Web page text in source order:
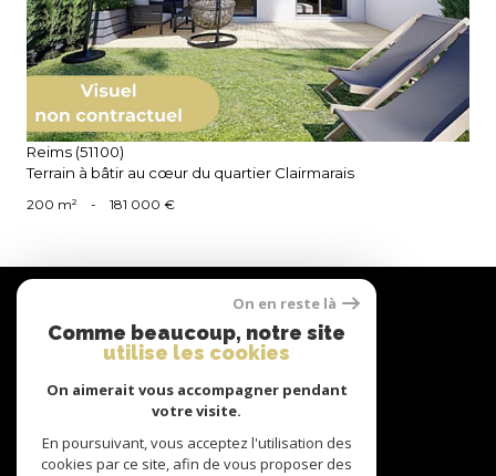
Reims (51100)
Terrain à bâtir au cœur du quartier Clairmarais
200 m² - 181 000 €
suivre
Nous
adhérons
On en reste là
Comme beaucoup, notre site
utilise les cookies
On aimerait vous accompagner pendant
votre visite.
En poursuivant, vous acceptez l'utilisation des
cookies par ce site, afin de vous proposer des